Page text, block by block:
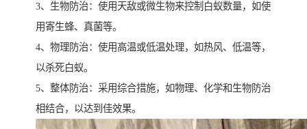
3、生物防治：使用天敌或微生物来控制白蚁数量，如使
用寄生蜂、真菌等。
4、物理防治：使用高温或低温处理，如热风、低温等，
以杀死白蚁。
5、整体防治：采用综合措施，如物理、化学和生物防治
相结合，以达到佳效果。